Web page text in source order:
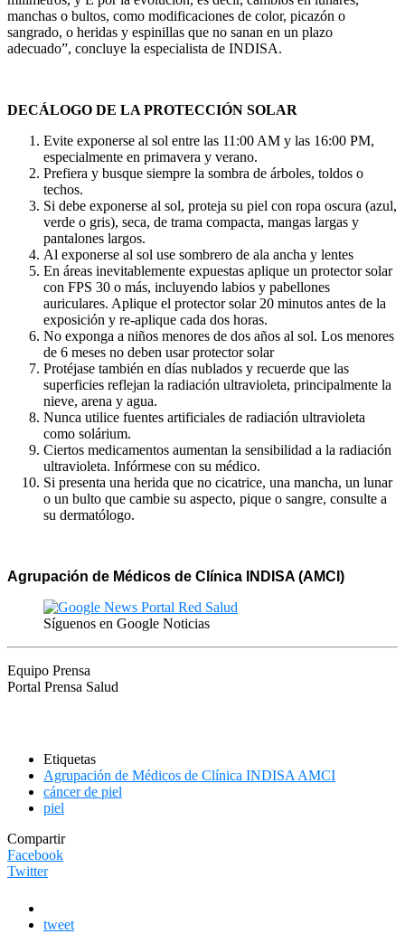
manchas o bultos, como modificaciones de color, picazón o
sangrado, o heridas y espinillas que no sanan en un plazo
adecuado”, concluye la especialista de INDISA.
DECÁLOGO DE LA PROTECCIÓN SOLAR
Evite exponerse al sol entre las 11:00 AM y las 16:00 PM,
especialmente en primavera y verano.
Prefiera y busque siempre la sombra de árboles, toldos o
techos.
Si debe exponerse al sol, proteja su piel con ropa oscura (azul,
verde o gris), seca, de trama compacta, mangas largas y
pantalones largos.
Al exponerse al sol use sombrero de ala ancha y lentes
En áreas inevitablemente expuestas aplique un protector solar
con FPS 30 o más, incluyendo labios y pabellones
auriculares. Aplique el protector solar 20 minutos antes de la
exposición y re-aplique cada dos horas.
No exponga a niños menores de dos años al sol. Los menores
de 6 meses no deben usar protector solar
Protéjase también en días nublados y recuerde que las
superficies reflejan la radiación ultravioleta, principalmente la
nieve, arena y agua.
Nunca utilice fuentes artificiales de radiación ultravioleta
como solárium.
Ciertos medicamentos aumentan la sensibilidad a la radiación
ultravioleta. Infórmese con su médico.
Si presenta una herida que no cicatrice, una mancha, un lunar
o un bulto que cambie su aspecto, pique o sangre, consulte a
su dermatólogo.
Agrupación de Médicos de Clínica INDISA (AMCI)
Síguenos en Google Noticias
Equipo Prensa
Portal Prensa Salud
Etiquetas
Agrupación de Médicos de Clínica INDISA AMCI
cáncer de piel
piel
Compartir
Facebook
Twitter
tweet